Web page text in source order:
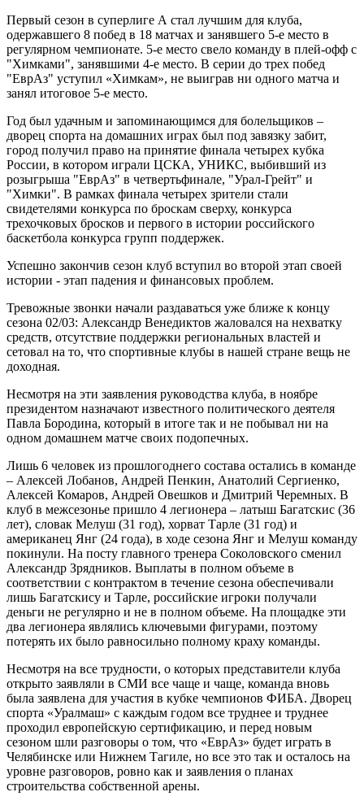
Первый сезон в суперлиге А стал лучшим для клуба,
одержавшего 8 побед в 18 матчах и занявшего 5-е место в
регулярном чемпионате. 5-е место свело команду в плей-офф с
"Химками", занявшими 4-е место. В серии до трех побед
"ЕврАз" уступил «Химкам», не выиграв ни одного матча и
занял итоговое 5-е место.
Год был удачным и запоминающимся для болельщиков –
дворец спорта на домашних играх был под завязку забит,
город получил право на принятие финала четырех кубка
России, в котором играли ЦСКА, УНИКС, выбивший из
розыгрыша "ЕврАз" в четвертьфинале, "Урал-Грейт" и
"Химки". В рамках финала четырех зрители стали
свидетелями конкурса по броскам сверху, конкурса
трехочковых бросков и первого в истории российского
баскетбола конкурса групп поддержек.
Успешно закончив сезон клуб вступил во второй этап своей
истории - этап падения и финансовых проблем.
Тревожные звонки начали раздаваться уже ближе к концу
сезона 02/03: Александр Венедиктов жаловался на нехватку
средств, отсутствие поддержки региональных властей и
сетовал на то, что спортивные клубы в нашей стране вещь не
доходная.
Несмотря на эти заявления руководства клуба, в ноябре
президентом назначают известного политического деятеля
Павла Бородина, который в итоге так и не побывал ни на
одном домашнем матче своих подопечных.
Лишь 6 человек из прошлогоднего состава остались в команде
– Алексей Лобанов, Андрей Пенкин, Анатолий Сергиенко,
Алексей Комаров, Андрей Овешков и Дмитрий Черемных. В
клуб в межсезонье пришло 4 легионера – латыш Багатскис (36
лет), словак Мелуш (31 год), хорват Тарле (31 год) и
американец Янг (24 года), в ходе сезона Янг и Мелуш команду
покинули. На посту главного тренера Соколовского сменил
Александр Зрядников. Выплаты в полном объеме в
соответствии с контрактом в течение сезона обеспечивали
лишь Багатскису и Тарле, российские игроки получали
деньги не регулярно и не в полном объеме. На площадке эти
два легионера являлись ключевыми фигурами, поэтому
потерять их было равносильно полному краху команды.
Несмотря на все трудности, о которых представители клуба
открыто заявляли в СМИ все чаще и чаще, команда вновь
была заявлена для участия в кубке чемпионов ФИБА. Дворец
спорта «Уралмаш» с каждым годом все труднее и труднее
проходил европейскую сертификацию, и перед новым
сезоном шли разговоры о том, что «ЕврАз» будет играть в
Челябинске или Нижнем Тагиле, но все это так и осталось на
уровне разговоров, ровно как и заявления о планах
строительства собственной арены.